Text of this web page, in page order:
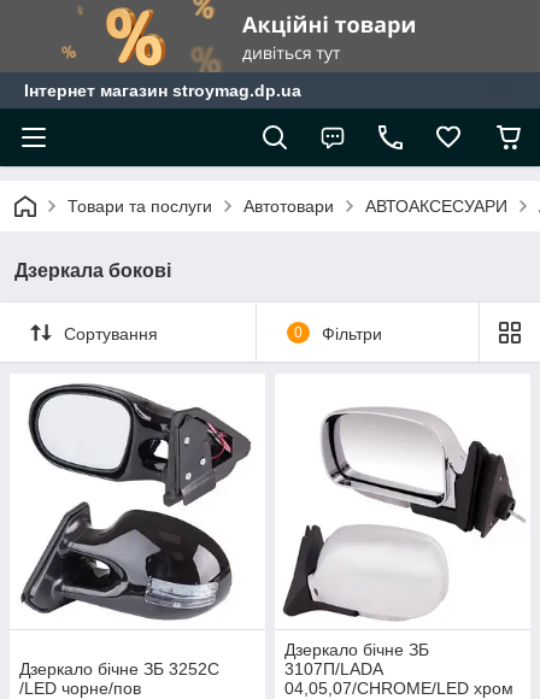
Інтернет магазин stroymag.dp.ua
Товари та послуги Автотовари АВТОАКСЕСУАРИ
Дзеркала бокові
Сортування 0 Фільтри
Дзеркало бічне ЗБ 3252C
/LED чорне/пов
Дзеркало бічне ЗБ
3107П/LADA
04,05,07/CHROME/LED хром